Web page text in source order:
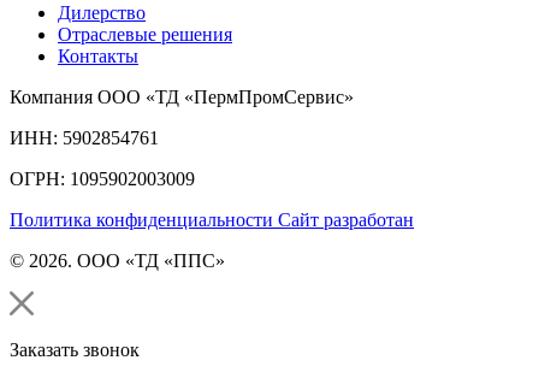
Дилерство
Отраслевые решения
Контакты
Компания ООО «ТД «ПермПромСервис»
ИНН: 5902854761
ОГРН: 1095902003009
Политика конфиденциальности Сайт разработан
© 2026. ООО «ТД «ППС»
Заказать звонок